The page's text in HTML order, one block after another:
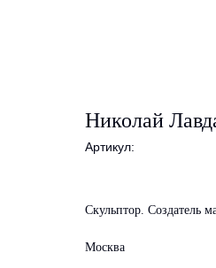
Николай
Артикул:
Скульптор. Создатель
Москва